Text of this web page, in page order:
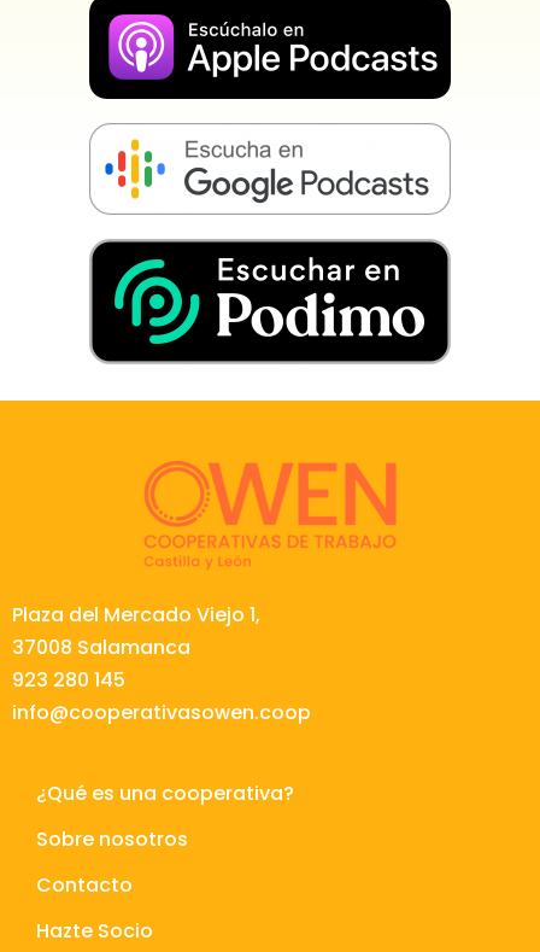
Plaza del Mercado Viejo 1,
37008 Salamanca
923 280 145
info@cooperativasowen.coop
¿Qué es una cooperativa?
Sobre nosotros
Contacto
Hazte Socio